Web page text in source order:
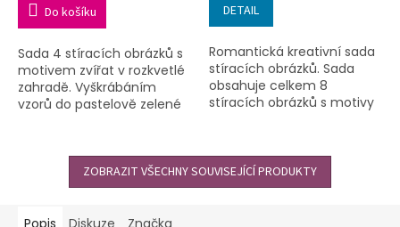
Do košíku
Sada 4 stíracích obrázků s
motivem zvířat v rozkvetlé
zahradě. Vyškrábáním
vzorů do pastelově zelené
DETAIL
Romantická kreativní sada
stíracích obrázků. Sada
obsahuje celkem 8
stíracích obrázků s motivy
ZOBRAZIT VŠECHNY SOUVISEJÍCÍ PRODUKTY
Popis Diskuze Značka